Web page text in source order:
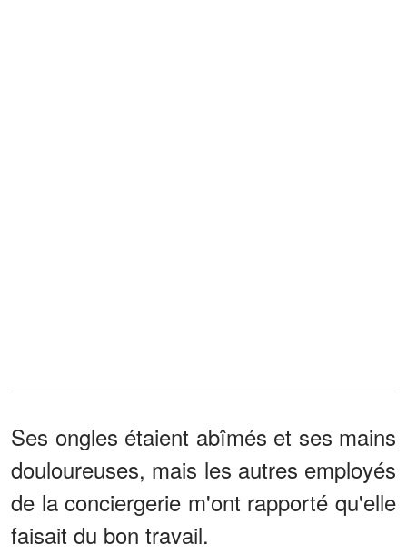
Ses ongles étaient abîmés et ses mains
douloureuses, mais les autres employés
de la conciergerie m'ont rapporté qu'elle
faisait du bon travail.